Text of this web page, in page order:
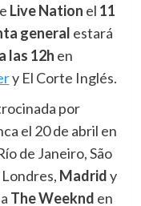
Live Nation el 11
general estará
las 12h en
y El Corte Inglés.
por
el 20 de abril en
de Janeiro, São
Madridy
The Weeknd en